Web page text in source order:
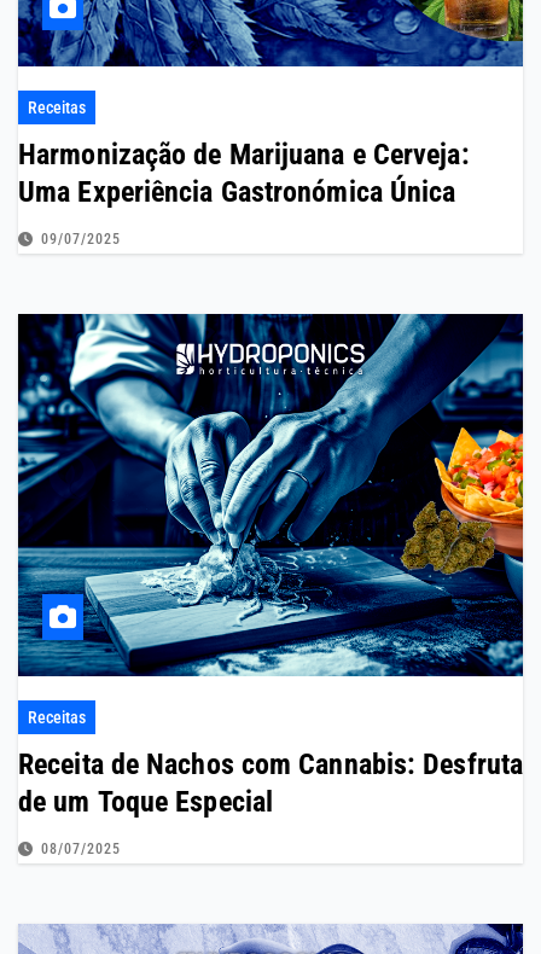
Receitas
Harmonização de Marijuana e Cerveja:
Uma Experiência Gastronómica Única
09/07/2025
Receitas
Receita de Nachos com Cannabis: Desfruta
de um Toque Especial
08/07/2025